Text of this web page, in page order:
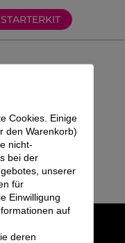
STARTERKIT
vorbehalten.
Cookies. Einige
den Warenkorb)
nicht-
bei der
unserer
für
Einwilligung
auf
deren